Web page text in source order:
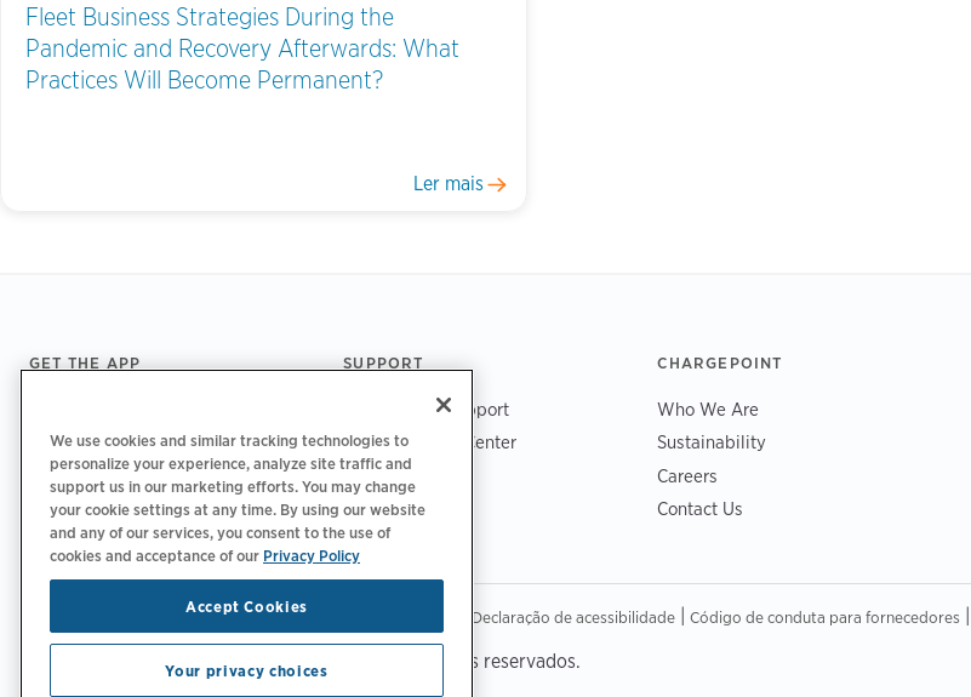
Fleet Business Strategies During the
Pandemic and Recovery Afterwards: What
Practices Will Become Permanent?
Ler mais
Footer
GET THE APP SUPPORT
ChargePoint Support
Driver Support Center
Trust Center
CHARGEPOINT
Who We Are
Sustainability
Careers
Contact Us
Política de privacidade| Opções de privacidade Declaração de acessibilidade| Código de conduta para fornecedores
Copyright © 2026 ChargePoint, Inc. Todos os direitos reservados.
We use cookies and similar tracking technologies to
personalize your experience, analyze site traffic and
support us in our marketing efforts. You may change
your cookie settings at any time. By using our website
and any of our services, you consent to the use of
cookies and acceptance of our Privacy Policy
Accept Cookies
Your privacy choices